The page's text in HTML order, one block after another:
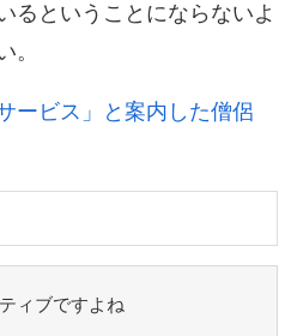
るということにならないよ
。
ービス」と案内した僧侶
ィブですよね